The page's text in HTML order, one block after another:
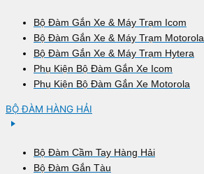
Bộ Đàm Gắn Xe & Máy Trạm Icom
Bộ Đàm Gắn Xe & Máy Trạm Motorola
Bộ Đàm Gắn Xe & Máy Trạm Hytera
Phụ Kiện Bộ Đàm Gắn Xe Icom
Phụ Kiện Bộ Đàm Gắn Xe Motorola
BỘ ĐÀM HÀNG HẢI
Bộ Đàm Cầm Tay Hàng Hải
Bộ Đàm Gắn Tàu